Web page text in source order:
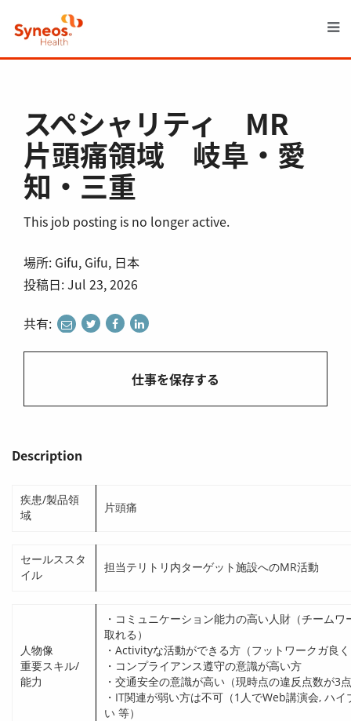
スペシャリティ MR
片頭痛領域 岐阜・愛
知・三重
This job posting is no longer active.
場所: Gifu, Gifu, 日本
投稿日: Jul 23, 2026
共有: shareshareshareshare
仕事を保存する
Description
疾患/製品領
域
片頭痛
セールススタ
イル
担当テリトリ内ターゲット施設へのMR活動
人物像
重要スキル/
能力
・コミュニケーション能力の高い人財（チーム
取れる）
・Activityな活動ができる方（フットワークガ良
・コンプライアンス遵守の意識が高い方
・交通安全の意識が高い（現時点の違反点数が3
・IT関連が弱い方は不可（1人でWeb講演会, ハ
い 等）